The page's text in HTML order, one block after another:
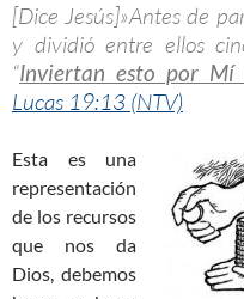
[Dice Jesús]»Antes de
y dividió entre ellos
“Inviertan esto por Mí
Lucas 19:13 (NTV)
Esta es una
representación
de los recursos
que nos da
Dios, debemos